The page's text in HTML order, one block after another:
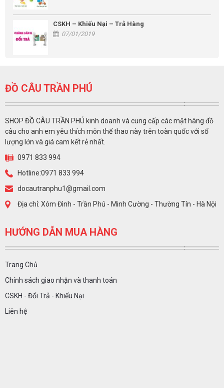
CSKH – Khiếu Nại – Trả Hàng
07/01/2019
ĐỒ CÂU TRẦN PHÚ
SHOP ĐỒ CÂU TRẦN PHÚ kinh doanh và cung cấp các mặt hàng đồ
câu cho anh em yêu thích môn thể thao này trên toàn quốc với số
lượng lớn và giá cam kết rẻ nhất.
0971 833 994
Hotline:0971 833 994
docautranphu1@gmail.com
Địa chỉ: Xóm Đình - Trần Phú - Minh Cường - Thường Tín - Hà Nội
HƯỚNG DẪN MUA HÀNG
Trang Chủ
Chính sách giao nhận và thanh toán
CSKH - Đổi Trả - Khiếu Nại
Liên hệ